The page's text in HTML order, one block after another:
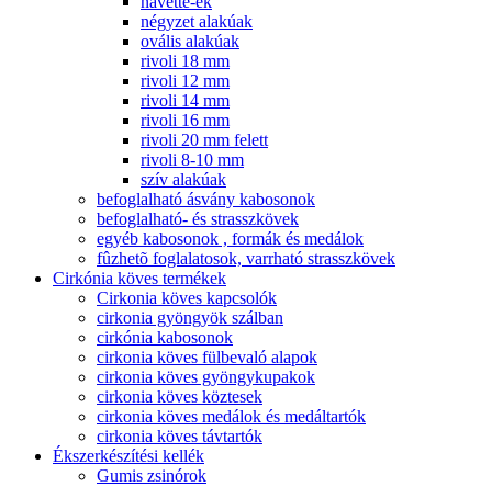
négyzet alakúak
ovális alakúak
rivoli 18 mm
rivoli 12 mm
rivoli 14 mm
rivoli 16 mm
rivoli 20 mm felett
rivoli 8-10 mm
szív alakúak
befoglalható ásvány kabosonok
befoglalható- és strasszkövek
egyéb kabosonok , formák és medálok
fûzhetõ foglalatosok, varrható strasszkövek
Cirkónia köves termékek
Cirkonia köves kapcsolók
cirkonia gyöngyök szálban
cirkónia kabosonok
cirkonia köves fülbevaló alapok
cirkonia köves gyöngykupakok
cirkonia köves köztesek
cirkonia köves medálok és medáltartók
cirkonia köves távtartók
Ékszerkészítési kellék
Gumis zsinórok